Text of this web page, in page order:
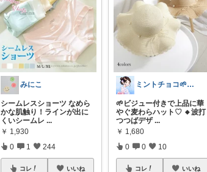
みにこ
シームレスショーツ なめら
かな肌触り！ラインが出に
くいシームレ ...
￥ 1,930
0 1 244
コレ いいね
ミントチョコ🌱いつもありがとう
🌱ビジュー付きで上品に華
やぐ麦わらハット♡ 🔸波打
つつばデザ ...
￥ 1,680
0 0 10
コレ いいね